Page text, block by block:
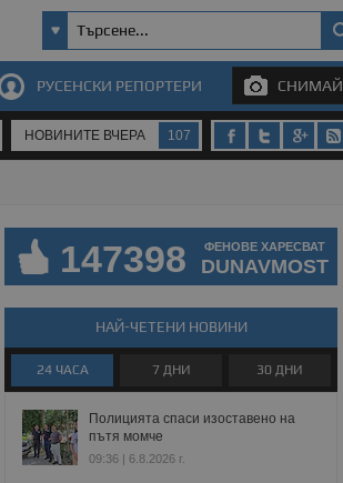
РУСЕНСКИ РЕПОРТЕРИ СНИМАЙ
НОВИНИТЕ ВЧЕРА 107
147398 ФЕНОВЕ ХАРЕСВАТ
DUNAVMOST
НАЙ-ЧЕТЕНИ НОВИНИ
24 ЧАСА 7 ДНИ 30 ДНИ
Полицията спаси изоставено на
пътя момче
09:36 | 6.8.2026 г.